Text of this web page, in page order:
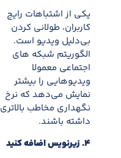
یکی از اشتباهات رایج
کاربران، طولانی کردن
بی‌دلیل ویدیو است.
الگوریتم شبکه های
اجتماعی معمولا
ویدیوهایی را بیشتر
نمایش می‌دهد که نرخ
نگهداری مخاطب بالاتری
داشته باشند.
۴.زیرنویس اضافه کنید